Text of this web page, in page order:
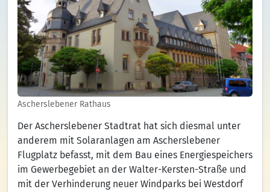
Ascherslebener Rathaus
Der Ascherslebener Stadtrat hat sich diesmal unter
anderem mit Solaranlagen am Ascherslebener
Flugplatz befasst, mit dem Bau eines Energiespeichers
im Gewerbegebiet an der Walter-Kersten-Straße und
mit der Verhinderung neuer Windparks bei Westdorf